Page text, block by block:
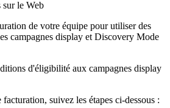
sur le Web
de votre équipe pour utiliser des
campagnes display et Discovery Mode
d'éligibilité aux campagnes display
suivez les étapes ci-dessous :